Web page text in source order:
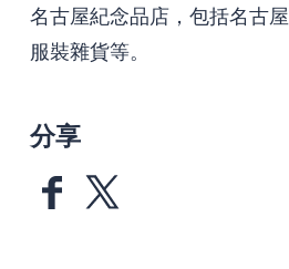
名古屋紀念品店，包括名古
服裝雜貨等。
分享